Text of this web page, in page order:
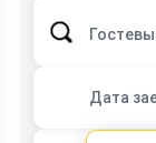
Дата